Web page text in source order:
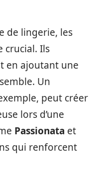
de lingerie, les
crucial. Ils
en ajoutant une
Un
peut créer
lors d’une
Passionata et
qui renforcent